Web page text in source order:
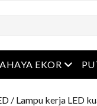
EKOR Buka
/ Lampu kerja LED